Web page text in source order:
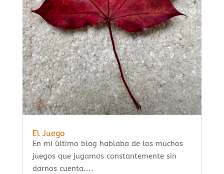
El Juego
En mi último blog hablaba de los muchos
juegos que jugamos constantemente sin
darnos cuenta....